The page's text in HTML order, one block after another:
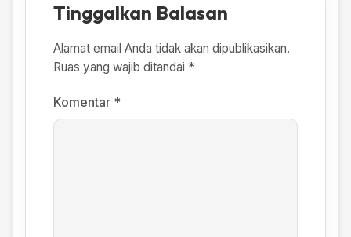
Tinggalkan Balasan
Alamat email Anda tidak akan dipublikasikan.
Ruas yang wajib ditandai *
Komentar *